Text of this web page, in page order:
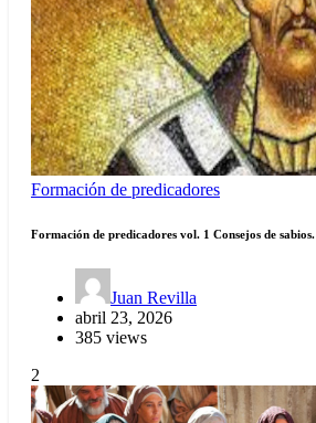
Formación de predicadores
Formación de predicadores vol. 1 Consejos de sabios.
Juan Revilla
abril 23, 2026
385 views
2